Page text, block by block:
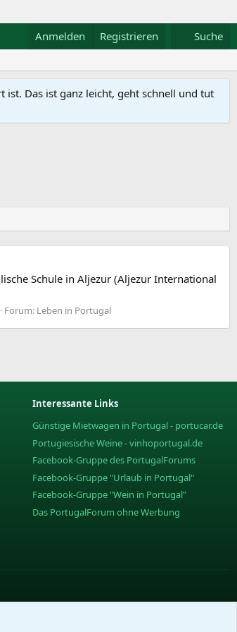
Anmelden Registrieren Suche
Das ist ganz leicht, geht schnell und tut
Schule in Aljezur (Aljezur International
Forum: Leben in Portugal
Interessante Links
Günstige Mietwagen in Portugal - portucar.de
Portugiesische Weine - vinhoportugal.de
Facebook-Gruppe des PortugalForums
Facebook-Gruppe "Urlaub in Portugal"
Facebook-Gruppe "Wein in Portugal"
Das PortugalForum ohne Werbung